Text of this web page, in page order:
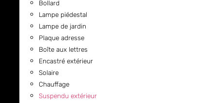
Bollard
Lampe piédestal
Lampe de jardin
Plaque adresse
Boîte aux lettres
Encastré extérieur
Solaire
Chauffage
Suspendu extérieur